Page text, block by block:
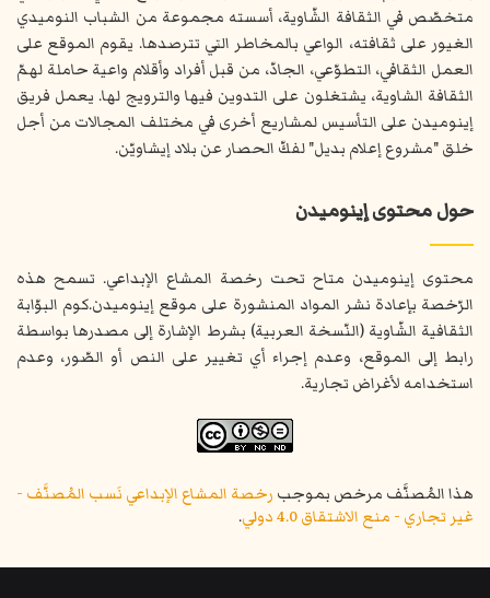
متخصّص في الثقافة الشّاوية، أسسته مجموعة من الشباب النوميدي
الغيور على ثقافته، الواعي بالمخاطر التي تترصدها. يقوم الموقع على
العمل الثقافي، التطوّعي، الجادّ، من قبل أفراد وأقلام واعية حاملة لهمّ
الثقافة الشاوية، يشتغلون على التدوين فيها والترويج لها. يعمل فريق
إينوميدن على التأسيس لمشاريع أخرى في مختلف المجالات من أجل
خلق "مشروع إعلام بديل" لفكّ الحصار عن بلاد إيشاويّن.
حول محتوى إينوميدن
محتوى إينوميدن متاح تحت رخصة المشاع الإبداعي. تسمح هذه
الرّخصة بإعادة نشر المواد المنشورة على موقع إينوميدن.كوم البوّابة
الثقافية الشّاوية (النّسخة العربية) بشرط الإشارة إلى مصدرها بواسطة
رابط إلى الموقع، وعدم إجراء أي تغيير على النص أو الصّور، وعدم
استخدامه لأغراض تجارية.
هذا المُصنَّف مرخص بموجب رخصة المشاع الإبداعي نَسب المُصنَّف -
غير تجاري - منع الاشتقاق 4.0 دولي
.